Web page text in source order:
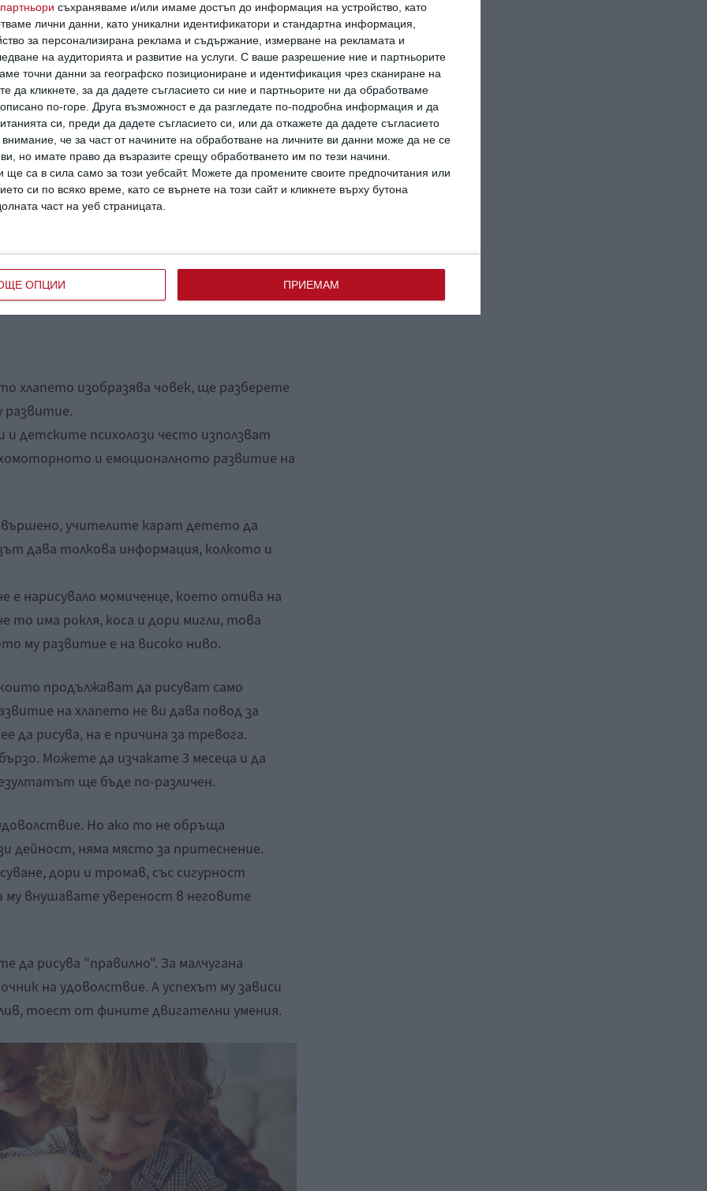
партньори съхраняваме и/или имаме достъп до информация на устройство, като
лични данни, като уникални идентификатори и стандартна информация,
за персонализирана реклама и съдържание, измерване на рекламата и
на аудиторията и развитие на услуги. С ваше разрешение ние и партньорите
точни данни за географско позициониране и идентификация чрез сканиране на
да кликнете, за да дадете съгласието си ние и партньорите ни да обработваме
описано по-горе. Друга възможност е да разгледате по-подробна информация и да
си, преди да дадете съгласието си, или да откажете да дадете съгласието
че за част от начините на обработване на личните ви данни може да не се
ви, но имате право да възразите срещу обработването им по тези начини.
ще са в сила само за този уебсайт. Можете да промените своите предпочитания или
си по всяко време, като се върнете на този сайт и кликнете върху бутона
част на уеб страницата.
ОПЦИИ ПРИЕМАМ
също е тяло. Линия за уста и две криви
краката – също. Но са по 2. Това е
идентифицира с рисунката и, ако някоя
впечатление. Шията, ушите,
се появят по-късно в неговите творби.
възприема света като пълен с
търси своето място в семейството,
То разбира своята
тялото както и някои основни
хлапето изобразява човек, ще разберете
развитие.
детските психолози често използват
и емоционалното развитие на
учителите карат детето да
дава толкова информация, колкото и
е нарисувало момиченце, което отива на
то има рокля, коса и дори мигли, това
му развитие е на високо ниво.
продължават да рисуват само
на хлапето не ви дава повод за
да рисува, на е причина за тревога.
Можете да изчакате 3 месеца и да
ще бъде по-различен.
Но ако то не обръща
дейност, няма място за притеснение.
дори и тромав, със сигурност
му внушавате увереност в неговите
да рисува "правилно". За малчугана
на удоволствие. А успехът му зависи
тоест от фините двигателни умения.